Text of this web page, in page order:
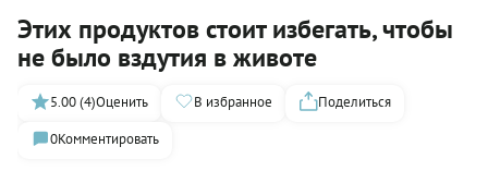
Этих продуктов стоит избегать, чтобы
не было вздутия в животе
5.00 (4)Оценить В избранное
Поделиться
0Комментировать